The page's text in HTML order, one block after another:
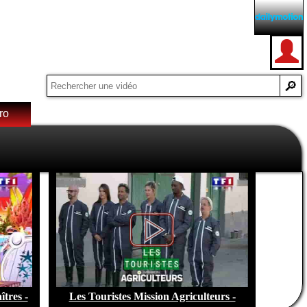
- Les Touristes Mission Agriculteurs -